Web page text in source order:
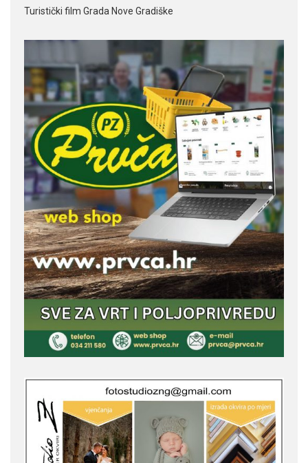
Turistički film Grada Nove Gradiške